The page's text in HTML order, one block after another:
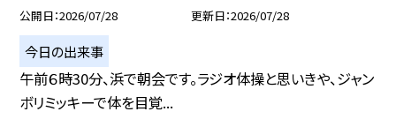
公開日 2026/07/28 更新日 2026/07/28
今日の出来事
午前６時30分、浜で朝会です。ラジオ体操と思いきや、ジャン
ボリミッキーで体を目覚...